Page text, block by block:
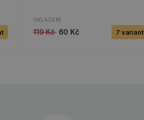
SKLADEM
119 Kč 60 Kč 7 variant